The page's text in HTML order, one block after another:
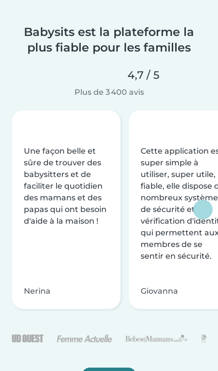
Babysits est la plateforme la
plus fiable pour les familles
4,7 / 5
Plus de 3 400 avis
Une façon belle et
sûre de trouver des
babysitters et de
faciliter le quotidien
des mamans et des
papas qui ont besoin
d'aide à la maison !
Nerina
Cette application
super simple à
utiliser, super utile,
fiable, elle dispose
nombreux
de sécurité et de
vérification
qui permettent
membres de se
sentir en sécurité.
Giovanna